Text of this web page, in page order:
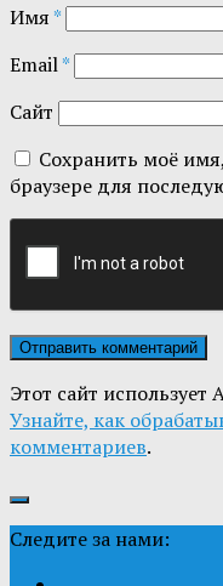
Имя*
Email*
Сайт
Сохранить моё
браузере для
Этот сайт
Узнайте, как
комментариев.
Следите за нами: